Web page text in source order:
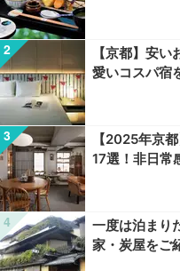
【京都】安
愛いコスパ宿
【2025年京
17選！非日常
一度は泊まり
家・炭屋をご